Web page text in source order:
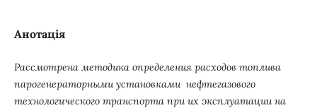
Анотація
Рассмотрена методика определения расходов топлива
парогенераторными установками нефтегазового
технологического транспорта при их эксплуатации на